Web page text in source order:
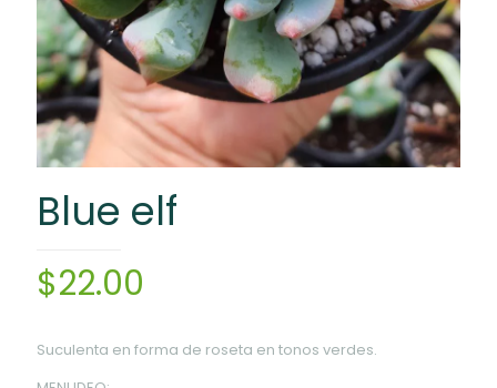
Blue elf
$22.00
Suculenta en forma de roseta en tonos verdes.